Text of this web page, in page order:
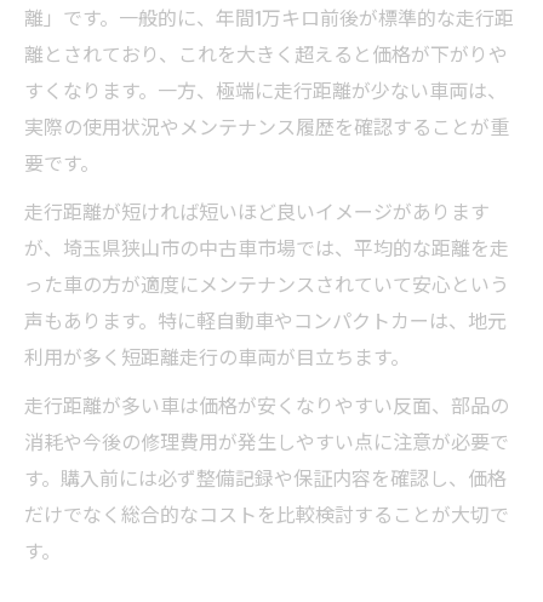
離」です。一般的に、年間1万キロ前後が標準的な走行距
離とされており、これを大きく超えると価格が下がりや
すくなります。一方、極端に走行距離が少ない車両は、
実際の使用状況やメンテナンス履歴を確認することが重
要です。
走行距離が短ければ短いほど良いイメージがあります
が、埼玉県狭山市の中古車市場では、平均的な距離を走
った車の方が適度にメンテナンスされていて安心という
声もあります。特に軽自動車やコンパクトカーは、地元
利用が多く短距離走行の車両が目立ちます。
走行距離が多い車は価格が安くなりやすい反面、部品の
消耗や今後の修理費用が発生しやすい点に注意が必要で
す。購入前には必ず整備記録や保証内容を確認し、価格
だけでなく総合的なコストを比較検討することが大切で
す。